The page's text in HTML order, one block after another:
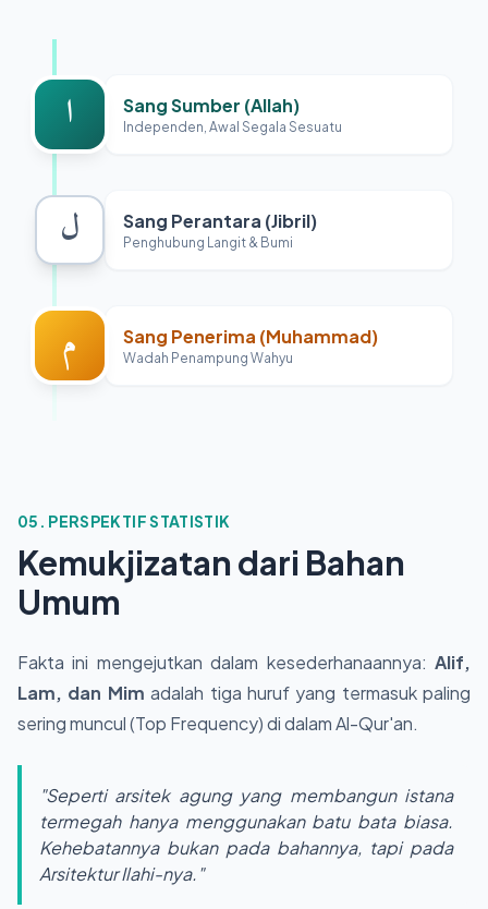
ا Sang Sumber (Allah)
Independen, Awal Segala Sesuatu
ل Sang Perantara (Jibril)
Penghubung Langit & Bumi
م Sang Penerima (Muhammad)
Wadah Penampung Wahyu
05. PERSPEKTIF STATISTIK
Kemukjizatan dari Bahan
Umum
Fakta ini mengejutkan dalam kesederhanaannya: Alif,
Lam, dan Mim adalah tiga huruf yang termasuk paling
sering muncul (Top Frequency) di dalam Al-Qur'an.
"Seperti arsitek agung yang membangun istana
termegah hanya menggunakan batu bata biasa.
Kehebatannya bukan pada bahannya, tapi pada
Arsitektur Ilahi-nya."